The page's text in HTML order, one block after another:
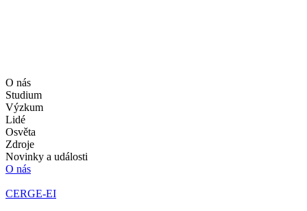
O nás
Studium
Výzkum
Lidé
Osvěta
Zdroje
Novinky a události
O nás
CERGE-EI